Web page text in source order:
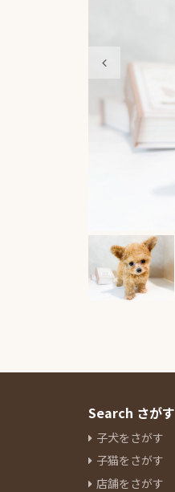
Search さがす
子犬をさがす
子猫をさがす
店舗をさがす